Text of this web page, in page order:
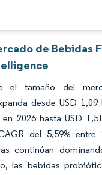
de Bebidas
el tamaño del
desde USD
2026 hasta USD
del 5,59% entre
continúan
las bebidas